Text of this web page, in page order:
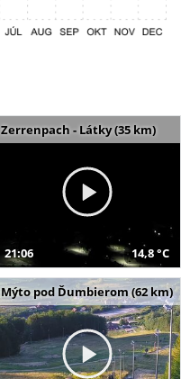
Zerrenpach - Látky (35 km)
21:06 14,8 °C
Mýto pod Ďumbierom (62 km)